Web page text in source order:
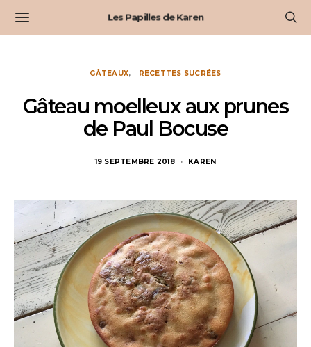
Les Papilles de Karen
GÂTEAUX RECETTES SUCRÉES
Gâteau moelleux aux prunes
de Paul Bocuse
19 SEPTEMBRE 2018 KAREN